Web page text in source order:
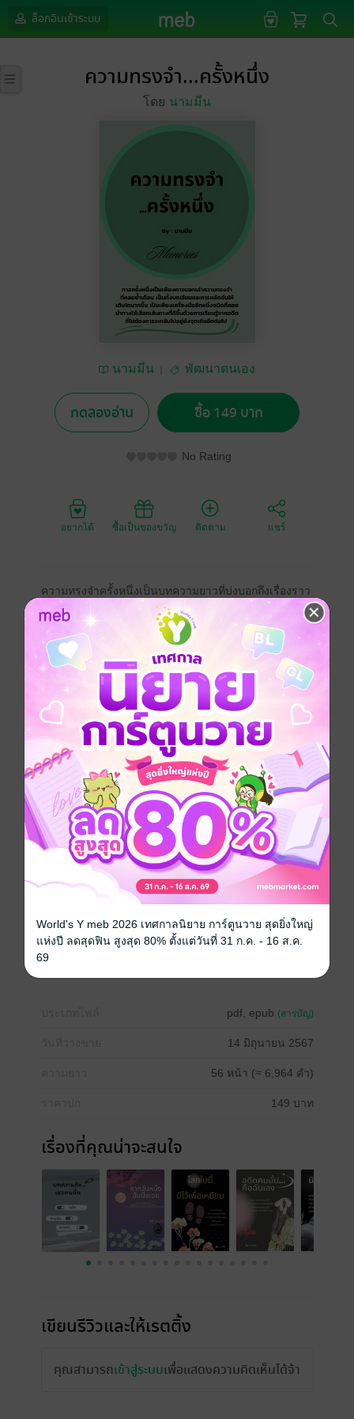
ล็อกอินเข้าระบบ
ความทรงจำ...ครั้งหนึ่ง
โดย นามมีน
นามมีน พัฒนาตนเอง
ทดลองอ่าน ซื้อ 149 บาท
No Rating
อยากได้ ซื้อเป็นของขวัญ ติดตาม แชร์
ความทรงจำครั้งหนึ่งเป็นบทความยาวที่บ่งบอกถึงเรื่องราว
ที่เกิดขึ้นในอดีต เป็นสิ่งที่ได้จบสิ้นลงไปแล้ว หลงเหลือไว้
เพียงความทรงจำที่ยังคงอยู่ในความรู้สึกของคนที่ต้องการ
จะจดจำ เป็นความทรงจำที่แฝงไปด้วยความสุข ความทุกข์
เจ็บปวด ร้องไห้ ผิดหวัง เสียใจ การมีรอยยิ้มที่กว้างกว่าปกติ
การมีความอบอุ่นในหัวใจ และตราตรึงใจกับความรู้สึก
ผ่านความสัมพันธ์ที่มีต่อใครสักคนในช่วงเวลาใดเวลาหนึ่ง
หรือเหตุการณ์ใดเหตุการณ์หนึ่ง แม้จะผ่านไปนานสักแค่
ไหน แต่ภาพของความทรงจำนั้นยังคงชัดเจนอยู่ในความ
รู้สึกเสมอ
เป็นความทรงจำที่ต่อให้ไม่เคยนึกถึงแต่ก็ยังคงอยู่ภายใต้
จิตใต้สำนึก ยังคงจดจำการเคยมีอยู่ของเรื่องราวเหล่านั้น
เป็นสิ่งที่ต่อให้หลงลืมไปชั่วขณะแต่กลับไม่เคยจางหายไป
จากความรู้สึก ยังคงวนเวียนอยู่ในชีวิตผ่านเรื่องราวที่ผ่าน
เข้ามาและจากไป ชัดเจน และย้ำเตือนในภาพเหล่านั้น ซึ่ง
อาจจะแตกต่างเพียงแค่ความโหยหาที่ไม่ได้มีเหมือนเดิมอีก
ต่อไป เป็นเพียงความสุขที่ผ่านเข้ามาเพื่อเป็นเรื่องราวดีๆที่
ทำให้นึกถึงการมีอยู่ ณ ช่วงเวลาใด เวลาหนึ่ง และยังคงอยู่
ตลอดไปเช่นนั้นจนกว่าความรู้สึกจะลบเลือนไป
พัฒนาตนเอง จิตวิทยา แรงบันดาลใจ
กำลังใจ
pdf, epub (สารบัญ)
14 มิถุนายน 2567
56 หน้า (≈ 6,964 คำ)
149 บาท
เรื่องที่คุณน่าจะสนใจ
เขียนรีวิวและให้เรตติ้ง
คุณสามารถเข้าสู่ระบบเพื่อแสดงความคิดเห็นได้จ้า
World's Y meb 2026 เทศกาลนิยาย การ์ตูนวาย สุดยิ่งใหญ่
แห่งปี ลดสุดฟิน สูงสุด 80% ตั้งแต่วันที่ 31 ก.ค. - 16 ส.ค.
69